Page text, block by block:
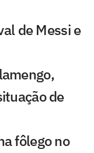
de Messi e
de
fôlego no